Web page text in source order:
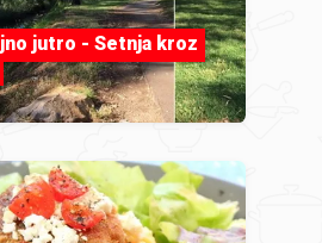
jutro - Setnja kroz